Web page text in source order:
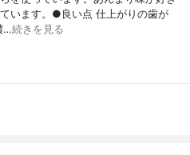
います。●良い点 仕上がりの歯が
…続きを見る